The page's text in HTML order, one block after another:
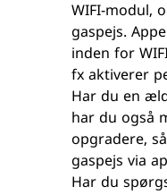
WIFI-modul,
gaspejs.
inden for
fx aktiverer
Har du en
har du også
opgradere,
gaspejs via
Har du